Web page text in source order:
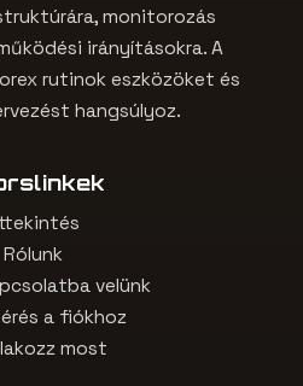
monitorozás
irányításokra. A
rutinok eszközöket és
hangsúlyoz.
Rólunk
velünk
a fiókhoz
most